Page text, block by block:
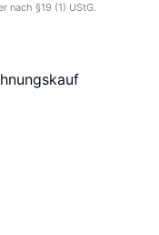
nach §19 (1) UStG.